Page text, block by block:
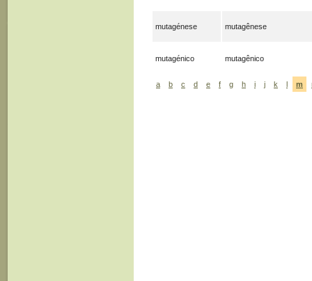
mutagénese mutagênese
mutagénico mutagênico
a b c d e f g h i j k l m